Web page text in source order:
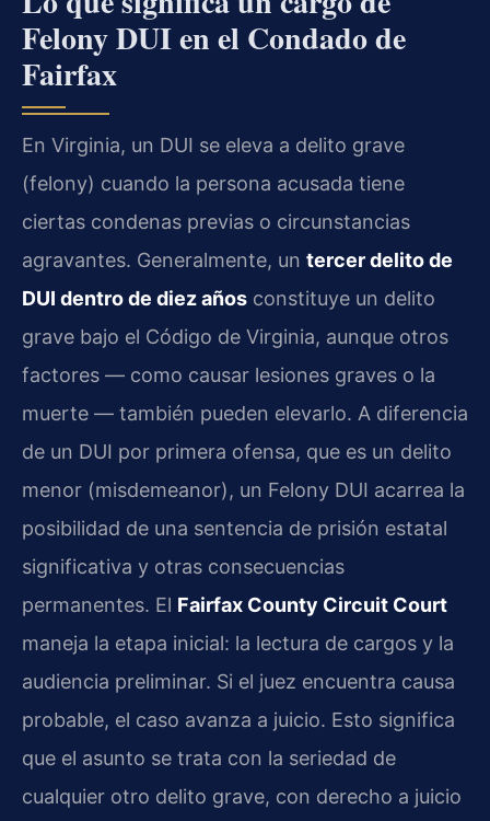
Felony DUI en el Condado de
Fairfax
En Virginia, un DUI se eleva a delito grave
(felony) cuando la persona acusada tiene
ciertas condenas previas o circunstancias
agravantes. Generalmente, un tercer delito de
DUI dentro de diez años constituye un delito
grave bajo el Código de Virginia, aunque otros
factores — como causar lesiones graves o la
muerte — también pueden elevarlo. A diferencia
de un DUI por primera ofensa, que es un delito
menor (misdemeanor), un Felony DUI acarrea la
posibilidad de una sentencia de prisión estatal
significativa y otras consecuencias
permanentes. El Fairfax County Circuit Court
maneja la etapa inicial: la lectura de cargos y la
audiencia preliminar. Si el juez encuentra causa
probable, el caso avanza a juicio. Esto significa
que el asunto se trata con la seriedad de
cualquier otro delito grave, con derecho a juicio